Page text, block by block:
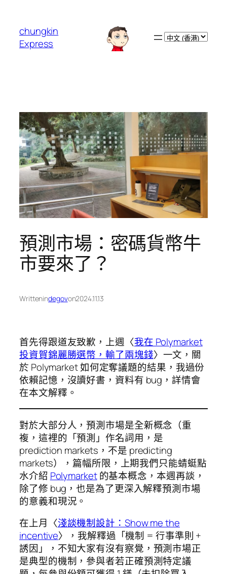
chungkin
Express
Choose
預測市場：密碼貨幣牛
市要來了？
Writtenindegovon2024.11.13
首先得跟道友致歉，上週〈我在 Polymarket
投資賀錦麗勝選幣，輸了兩塊錢〉一文，關
於 Polymarket 如何定奪議題的結果，我過份
依賴記憶，沒讀好書，資料有 bug，詳情會
在本文解釋。
對於大部分人，預測市場是全新概念（重
複，這裡的「預測」作名詞用，是
prediction markets，不是 predicting
markets），篇幅所限，上期我們只能蜻蜓點
水介紹 Polymarket的基本概念，本週再談，
除了修 bug，也是為了更深入解釋預測市場
的意義和現況。
在上月〈淺談機制設計：Show me the
incentive〉，我解釋過「機制 = 行事準則 +
誘因」，不知大家有沒有察覺，預測市場正
是典型的機制，參與者若正確預測特定議